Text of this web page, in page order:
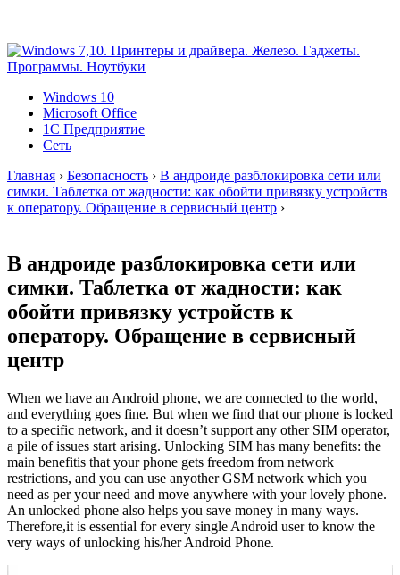
Windows 10
Microsoft Office
1C Предприятие
Сеть
Главная › Безопасность › В андроиде разблокировка сети или
симки. Таблетка от жадности: как обойти привязку устройств
к оператору. Обращение в сервисный центр ›
В андроиде разблокировка сети или
симки. Таблетка от жадности: как
обойти привязку устройств к
оператору. Обращение в сервисный
центр
When we have an Android phone, we are connected to the world,
and everything goes fine. But when we find that our phone is locked
to a specific network, and it doesn’t support any other SIM operator,
a pile of issues start arising. Unlocking SIM has many benefits: the
main benefitis that your phone gets freedom from network
restrictions, and you can use anyother GSM network which you
need as per your need and move anywhere with your lovely phone.
An unlocked phone also helps you save money in many ways.
Therefore,it is essential for every single Android user to know the
very ways of unlocking his/her Android Phone.